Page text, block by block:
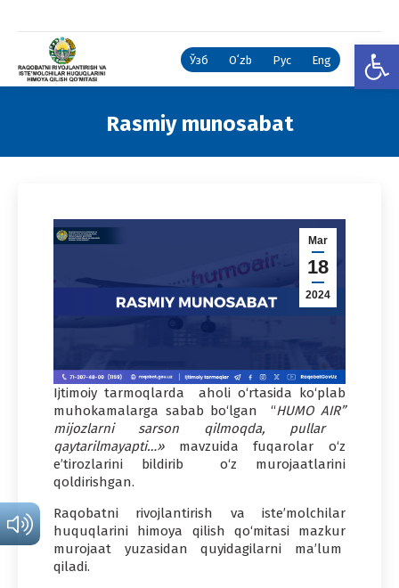
Ўзб Oʻzb Рус Eng
Rasmiy munosabat
Mar
18
2024
Ijtimoiy tarmoqlarda aholi o‘rtasida ko‘plab
muhokamalarga sabab bo‘lgan “HUMO AIR”
mijozlarni sarson qilmoqda, pullar
qaytarilmayapti…»mavzuida fuqarolar o‘z
e’tirozlarini bildirib o‘z murojaatlarini
qoldirishgan.
Raqobatni rivojlantirish va iste’molchilar
huquqlarini himoya qilish qo‘mitasi mazkur
murojaat yuzasidan quyidagilarni ma’lum
qiladi.